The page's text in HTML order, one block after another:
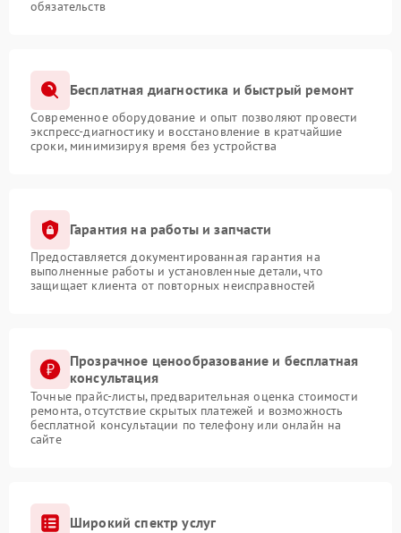
обязательств
Бесплатная диагностика и быстрый ремонт
Современное оборудование и опыт позволяют провести
экспресс-диагностику и восстановление в кратчайшие
сроки, минимизируя время без устройства
Гарантия на работы и запчасти
Предоставляется документированная гарантия на
выполненные работы и установленные детали, что
защищает клиента от повторных неисправностей
Прозрачное ценообразование и бесплатная
консультация
Точные прайс-листы, предварительная оценка стоимости
ремонта, отсутствие скрытых платежей и возможность
бесплатной консультации по телефону или онлайн на
сайте
Широкий спектр услуг